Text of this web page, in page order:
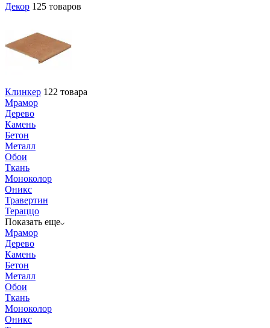
Декор 125 товаров
Клинкер 122 товара
Мрамор
Дерево
Камень
Бетон
Металл
Обои
Ткань
Моноколор
Оникс
Травертин
Тераццо
Показать еще
Мрамор
Дерево
Камень
Бетон
Металл
Обои
Ткань
Моноколор
Оникс